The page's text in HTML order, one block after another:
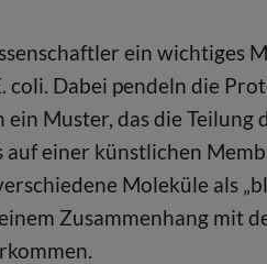
ein wichtiges
coli. Dabei pendeln die
ein Muster, das die
auf einer künstlichen
Moleküle als
Zusammenhang mit